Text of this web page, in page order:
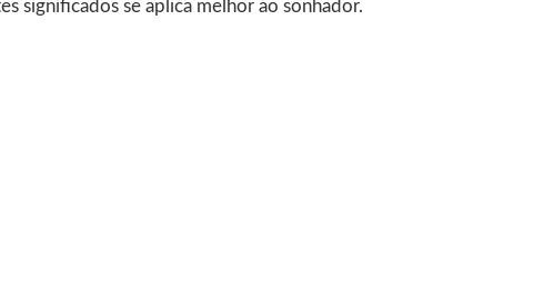
significados se aplica melhor ao sonhador.